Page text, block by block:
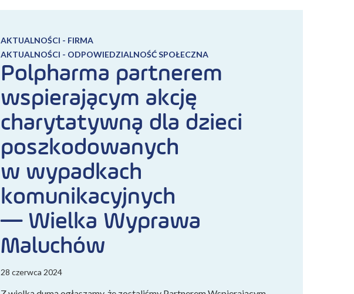
AKTUALNOŚCI - FIRMA
AKTUALNOŚCI - ODPOWIEDZIALNOŚĆ SPOŁECZNA
Polpharma partnerem
wspierającym akcję
charytatywną dla dzieci
poszkodowanych
w wypadkach
komunikacyjnych
— Wielka Wyprawa
Maluchów
28 czerwca 2024